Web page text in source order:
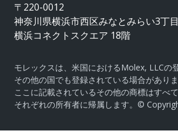
〒220-0012
神奈川県横浜市西区みなとみらい3丁
横浜コネクトスクエア 18階
モレックスは、米国におけるMolex, LLCの
その他の国でも登録されている場合がありま
ここに記載されているその他の商標はすべて
それぞれの所有者に帰属します。©